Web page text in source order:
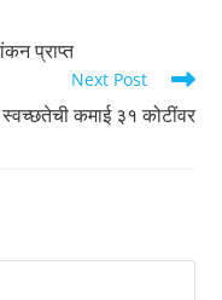
प्राप्त
Next Post
स्वच्छतेची कमाई ३१ कोटींवर